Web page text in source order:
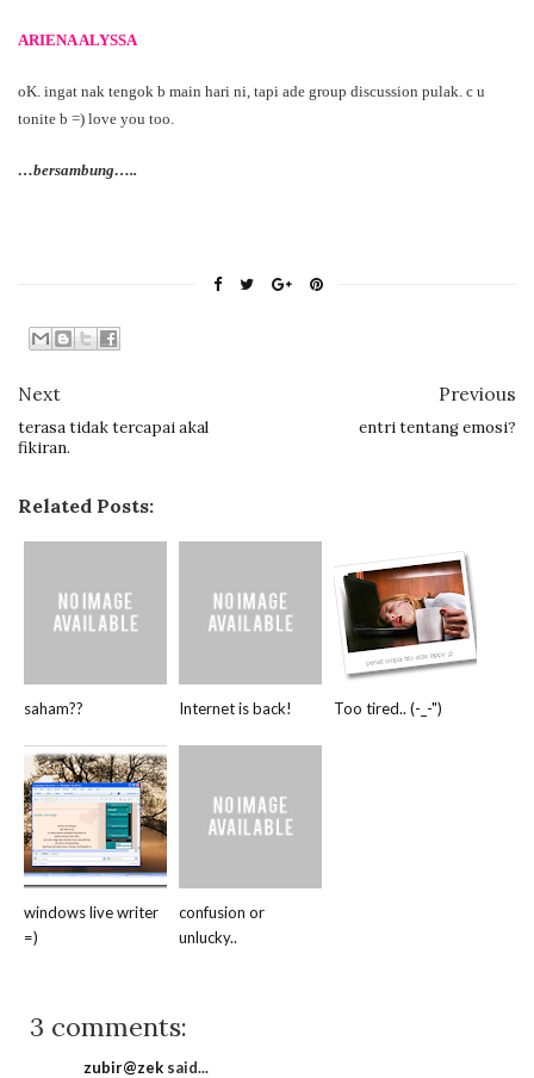
ARIENA ALYSSA
oK. ingat nak tengok b main hari ni, tapi ade group discussion pulak. c u
tonite b =) love you too.
…bersambung…..
Next
terasa tidak tercapai akal
fikiran.
Previous
entri tentang emosi?
Related Posts:
saham?? Internet is back! Too tired.. (-_-")
windows live writer
=)
confusion or
unlucky..
3 comments:
zubir@zek said...